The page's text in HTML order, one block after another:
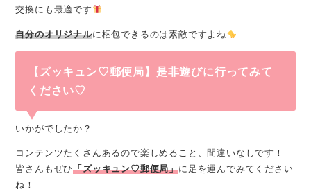
交換にも最適です
自分のオリジナルに梱包できるのは素敵ですよね
【ズッキュン♡郵便局】是非遊びに行ってみて
ください♡
いかがでしたか？
コンテンツたくさんあるので楽しめること、間違いなしです！
皆さんもぜひ「ズッキュン♡郵便局」に足を運んでみてください
ね！